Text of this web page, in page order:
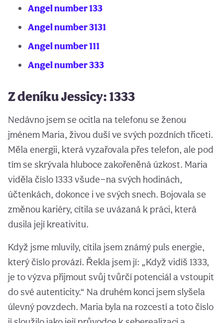
Angel number 133
Angel number 3131
Angel number 111
Angel number 333
Z deníku Jessicy: 1333
Nedávno jsem se ocitla na telefonu se ženou
jménem Maria, živou duší ve svých pozdních třiceti.
Měla energii, která vyzařovala přes telefon, ale pod
tím se skrývala hluboce zakořeněná úzkost. Maria
viděla číslo 1333 všude—na svých hodinách,
účtenkách, dokonce i ve svých snech. Bojovala se
změnou kariéry, cítila se uvázaná k práci, která
dusila její kreativitu.
Když jsme mluvily, cítila jsem známý puls energie,
který číslo provází. Řekla jsem jí: „Když vidíš 1333,
je to výzva přijmout svůj tvůrčí potenciál a vstoupit
do své autenticity.“ Na druhém konci jsem slyšela
úlevný povzdech. Maria byla na rozcestí a toto číslo